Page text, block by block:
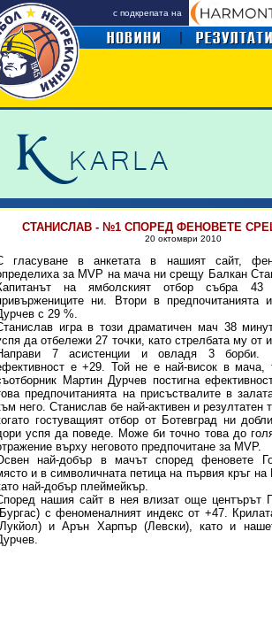
с подкрепата на
СТАНИСЛАВ - №1 СПОРЕД ФЕНОВЕТЕ
20 октомври 2010
гласуване в анкетата в нашият сайт,
за MVP на мача ни срещу Балкан
на ямболският отбор събра
ни. Втори в предпочитанията
с 29 %.
игра в този драматичен мач 38
да отбележи 27 точки, като стрелбата му от
7 асистенции и овладя 3 борби.
е +29. Той не е най-висок в мача,
Мартин Дурчев постигна
предпочитанията на присъствалите в
него. Станислав бе най-активен и резултатен
гостуващият отбор от Ботевград ни
успя да поведе. Може би точно това до
върху неговото предпочитане за MVP.
най-добър в мачът според феновете
и в символичната петица на първия кръг
най-добър плеймейкър.
нашия сайт в нея влизат още центърът
с феноменалният индекс от +47.
и Арън Харпър (Левски), като и